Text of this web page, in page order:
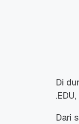
Di
Dari